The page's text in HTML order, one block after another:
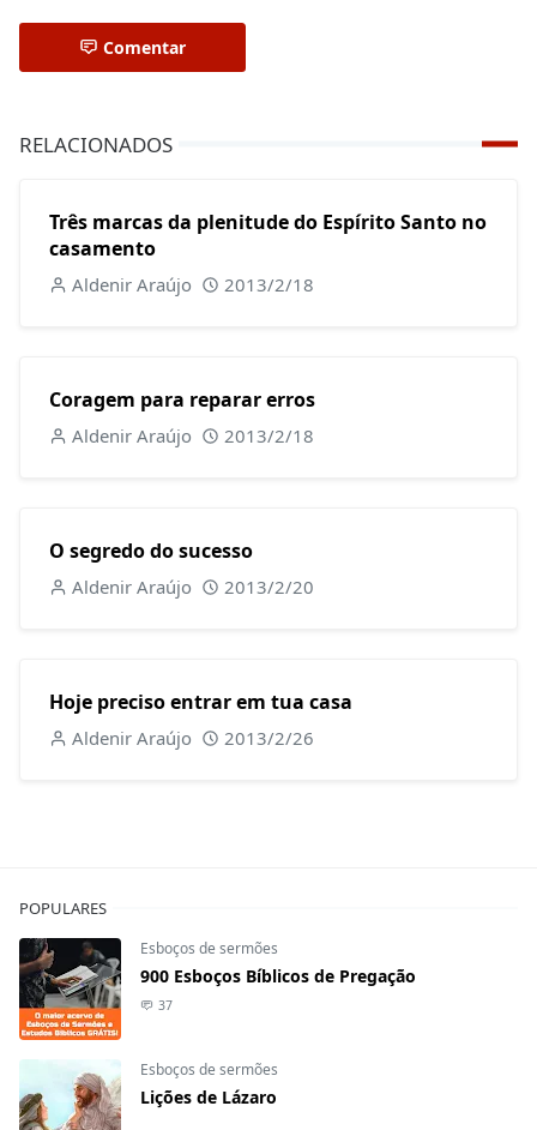
Comentar
RELACIONADOS
Três marcas da plenitude do Espírito Santo no
casamento
Aldenir Araújo 2013/2/18
Coragem para reparar erros
Aldenir Araújo 2013/2/18
O segredo do sucesso
Aldenir Araújo 2013/2/20
Hoje preciso entrar em tua casa
Aldenir Araújo 2013/2/26
POPULARES
Esboços de sermões
900 Esboços Bíblicos de Pregação
37
Esboços de sermões
Lições de Lázaro